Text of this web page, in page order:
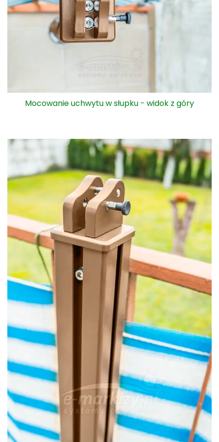
Widoczna na zdjęciu śruba pozwala na zamocownaie
uchwytu w słupku